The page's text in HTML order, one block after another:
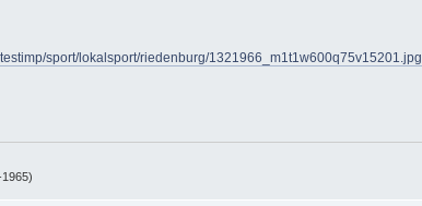
sport/lokalsport/riedenburg/1321966_m1t1w600q75v15201.jpg